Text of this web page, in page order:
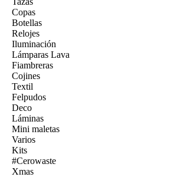
Copas
Botellas
Relojes
Iluminación
Lámparas Lava
Fiambreras
Cojines
Textil
Felpudos
Deco
Láminas
Mini maletas
Varios
Kits
#Cerowaste
Xmas